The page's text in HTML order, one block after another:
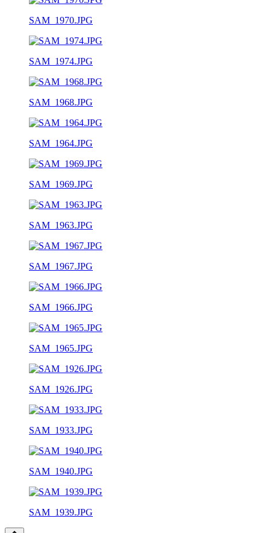
SAM_1970.JPG
SAM_1974.JPG
SAM_1968.JPG
SAM_1964.JPG
SAM_1969.JPG
SAM_1963.JPG
SAM_1967.JPG
SAM_1966.JPG
SAM_1965.JPG
SAM_1926.JPG
SAM_1933.JPG
SAM_1940.JPG
SAM_1939.JPG